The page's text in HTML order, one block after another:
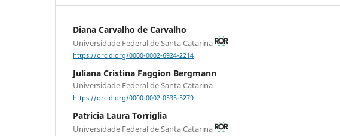
Diana Carvalho de Carvalho
Universidade Federal de Santa Catarina
https://orcid.org/0000-0002-6924-2214
Juliana Cristina Faggion Bergmann
Universidade Federal de Santa Catarina
https://orcid.org/0000-0002-0535-5279
Patricia Laura Torriglia
Universidade Federal de Santa Catarina